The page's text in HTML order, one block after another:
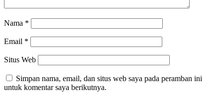
Nama *
Email *
Situs Web
Simpan nama, email, dan situs web saya pada peramban ini
untuk komentar saya berikutnya.